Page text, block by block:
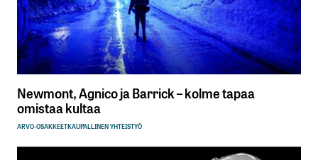
Newmont, Agnico ja Barrick – kolme tapaa
omistaa kultaa
ARVO-OSAKKEETKAUPALLINEN YHTEISTYÖ